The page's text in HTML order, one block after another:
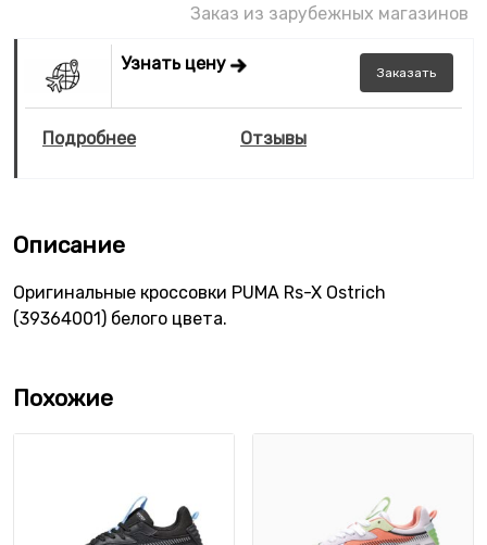
Заказ из зарубежных магазинов
Узнать цену Заказать
Подробнее Отзывы
Описание
Оригинальные кроссовки PUMA Rs-X Ostrich
(39364001) белого цвета.
Похожие